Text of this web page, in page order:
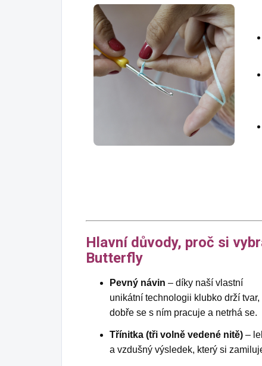
Hlavní důvody, proč si
Butterfly
Pevný návin – díky naší vlastní
unikátní technologii klubko drží tvar,
dobře se s ním pracuje a netrhá se.
Třínitka (tři volně vedené nitě) –
a vzdušný výsledek, který si